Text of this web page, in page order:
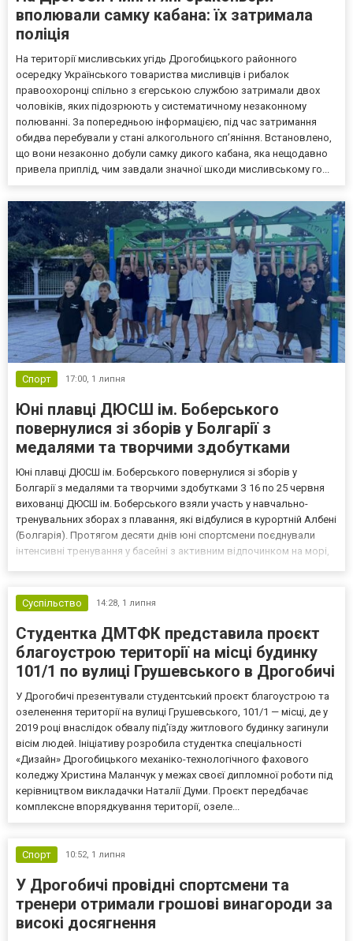
вполювали самку кабана: їх затримала
поліція
На території мисливських угідь Дрогобицького районного
осередку Українського товариства мисливців і рибалок
правоохоронці спільно з єгерською службою затримали двох
чоловіків, яких підозрюють у систематичному незаконному
полюванні. За попередньою інформацією, під час затримання
обидва перебували у стані алкогольного сп’яніння. Встановлено,
що вони незаконно добули самку дикого кабана, яка нещодавно
привела приплід, чим завдали значної шкоди мисливському го...
Спорт 17:00, 1 липня
Юні плавці ДЮСШ ім. Боберського
повернулися зі зборів у Болгарії з
медалями та творчими здобутками
Юні плавці ДЮСШ ім. Боберського повернулися зі зборів у
Болгарії з медалями та творчими здобутками З 16 по 25 червня
вихованці ДЮСШ ім. Боберського взяли участь у навчально-
тренувальних зборах з плавання, які відбулися в курортній Албені
(Болгарія). Протягом десяти днів юні спортсмени поєднували
інтенсивні тренування у басейні з активним відпочинком на морі,
Суспільство
14:28, 1 липня
Студентка ДМТФК представила проєкт
благоустрою території на місці будинку
101/1 по вулиці Грушевського в Дрогобичі
У Дрогобичі презентували студентський проєкт благоустрою та
озеленення території на вулиці Грушевського, 101/1 — місці, де у
2019 році внаслідок обвалу під’їзду житлового будинку загинули
вісім людей. Ініціативу розробила студентка спеціальності
«Дизайн» Дрогобицького механіко-технологічного фахового
коледжу Христина Маланчук у межах своєї дипломної роботи під
керівництвом викладачки Наталії Думи. Проєкт передбачає
комплексне впорядкування території, озеле...
Спорт 10:52, 1 липня
У Дрогобичі провідні спортсмени та
тренери отримали грошові винагороди за
високі досягнення